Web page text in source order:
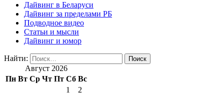
Дайвинг в Беларуси
Дайвинг за пределами РБ
Подводное видео
Статьи и мысли
Дайвинг и юмор
Найти:
Август 2026
Пн Вт Ср Чт Пт Сб Вс
1
2